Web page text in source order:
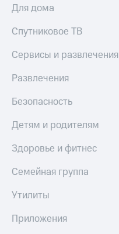
Для дома
Спутниковое ТВ
Сервисы и развлечения
Развлечения
Безопасность
Детям и родителям
Здоровье и фитнес
Семейная группа
Утилиты
Приложения